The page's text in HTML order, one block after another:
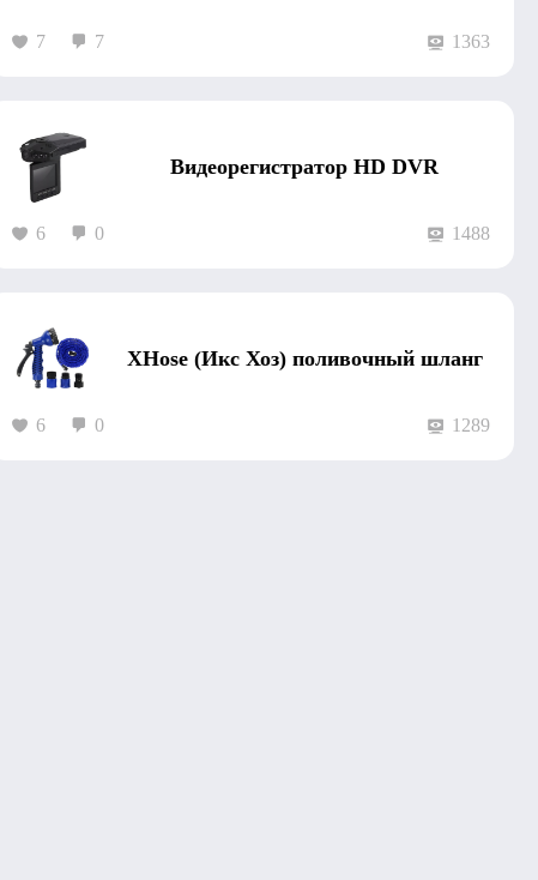
7 7 1363
Видеорегистратор HD DVR
6 0 1488
XHose (Икс Хоз) поливочный шланг
6 0 1289